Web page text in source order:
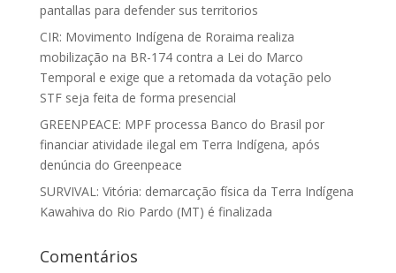
pantallas para defender sus territorios
CIR: Movimento Indígena de Roraima realiza
mobilização na BR-174 contra a Lei do Marco
Temporal e exige que a retomada da votação pelo
STF seja feita de forma presencial
GREENPEACE: MPF processa Banco do Brasil por
financiar atividade ilegal em Terra Indígena, após
denúncia do Greenpeace
SURVIVAL: Vitória: demarcação física da Terra Indígena
Kawahiva do Rio Pardo (MT) é finalizada
Comentários